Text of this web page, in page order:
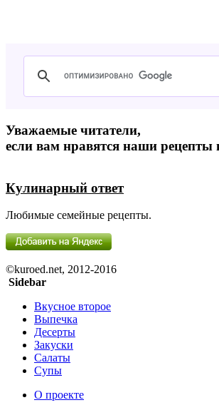
Уважаемые читатели,
если вам нравятся наши рецепты
Кулинарный ответ
Любимые семейные рецепты.
©kuroed.net, 2012-2016
Sidebar
Вкусное второе
Выпечка
Десерты
Закуски
Салаты
Супы
О проекте